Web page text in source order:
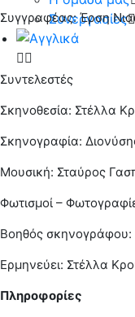
Συνεργασίες
Συγγραφέας: Έρση
Συντελεστές
Σκηνοθεσία: Στέλλα
Σκηνογραφία:
Μουσική: Σταύρος
Φωτισμοί –
Βοηθός
Ερμηνεύει: Στέλλα
Πληροφορίες